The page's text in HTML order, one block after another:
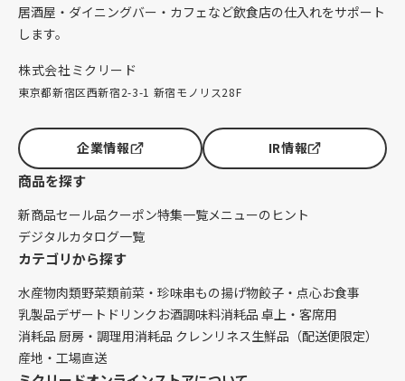
居酒屋・ダイニングバー・カフェなど飲食店の仕入れをサポート
します。
株式会社ミクリード
東京都新宿区西新宿2-3-1 新宿モノリス28F
企業情報 IR情報
商品を探す
新商品セール品クーポン特集一覧メニューのヒント
デジタルカタログ一覧
カテゴリから探す
水産物肉類野菜類前菜・珍味串もの揚げ物餃子・点心お食事
乳製品デザート ドリンク お酒調味料消耗品 卓上・客席用
消耗品 厨房・調理用消耗品 クレンリネス生鮮品（配送便限定）
産地・工場直送